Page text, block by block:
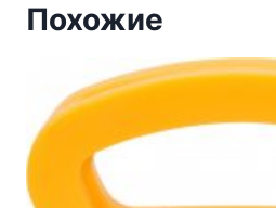
Похожие